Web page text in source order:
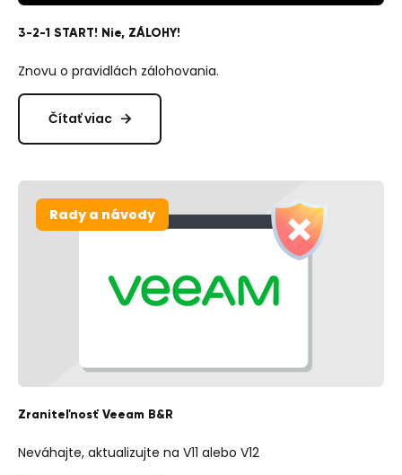
3-2-1 START! Nie, ZÁLOHY!
Znovu o pravidlách zálohovania.
Čítať viac
Rady a návody
Zraniteľnosť Veeam B&R
Neváhajte, aktualizujte na V11 alebo V12